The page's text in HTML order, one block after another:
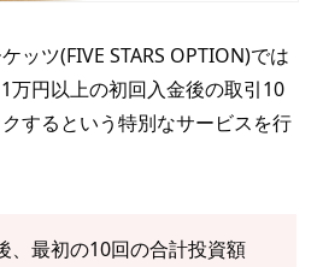
ッツ(FIVE STARS OPTION)では
万円以上の初回入金後の取引10
するという特別なサービスを行
、最初の10回の合計投資額